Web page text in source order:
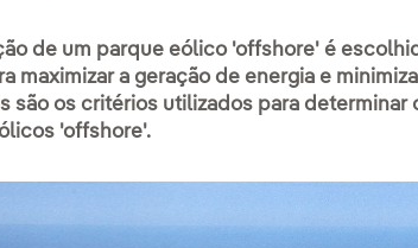
de Eólica onshore
de Energia hidrelétrica
de um parque eólico 'offshore' é
maximizar a geração de energia e
são os critérios utilizados para
'offshore'.